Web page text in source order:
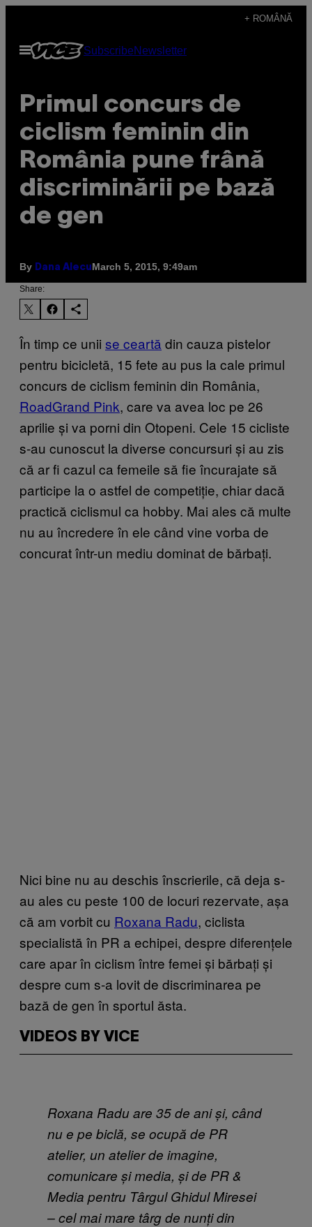
content
+ ROMÂNĂ
Open
Menu
SubscribeNewsletter
Primul concurs de
ciclism feminin din
România pune frână
discriminării pe bază
de gen
By Dana AlecuMarch 5, 2015, 9:49am
Share:
În timp ce unii se ceartă din cauza pistelor
pentru bicicletă, 15 fete au pus la cale primul
concurs de ciclism feminin din România,
RoadGrand Pink, care va avea loc pe 26
aprilie și va porni din Otopeni. Cele 15 cicliste
s-au cunoscut la diverse concursuri și au zis
că ar fi cazul ca femeile să fie încurajate să
participe la o astfel de competiție, chiar dacă
practică ciclismul ca hobby. Mai ales că multe
nu au încredere în ele când vine vorba de
concurat într-un mediu dominat de bărbați.
Nici bine nu au deschis înscrierile, că deja s-
au ales cu peste 100 de locuri rezervate, așa
că am vorbit cu Roxana Radu, ciclista
specialistă în PR a echipei, despre diferențele
care apar în ciclism între femei și bărbați și
despre cum s-a lovit de discriminarea pe
bază de gen în sportul ăsta.
VIDEOS BY VICE
Roxana Radu are 35 de ani și, când
nu e pe biclă, se ocupă de PR
atelier, un atelier de imagine,
comunicare și media, și de PR &
Media pentru Târgul Ghidul Miresei
– cel mai mare târg de nunți din